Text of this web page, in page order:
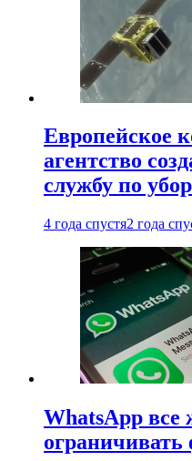
Европейское
агентство
службу по
4 года спустя2 года
WhatsApp все